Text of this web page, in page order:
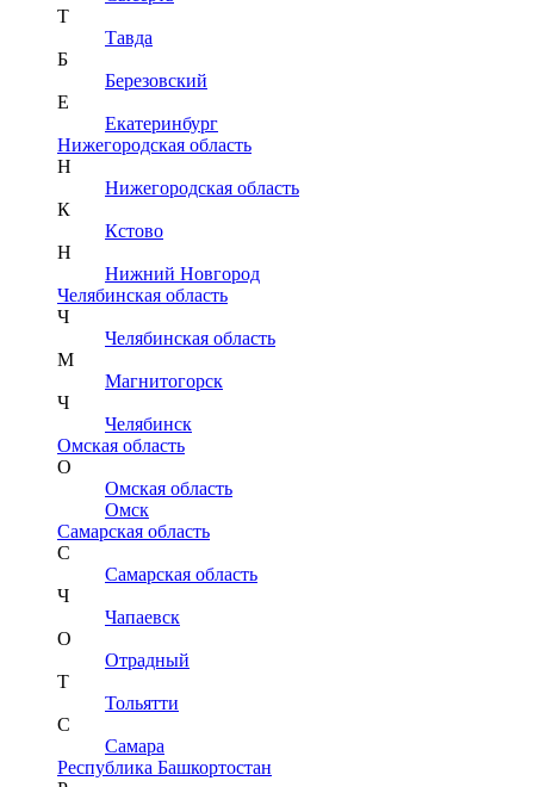
Т
Тавда
Б
Березовский
Е
Екатеринбург
Нижегородская область
Н
Нижегородская область
К
Кстово
Н
Нижний Новгород
Челябинская область
Ч
Челябинская область
М
Магнитогорск
Ч
Челябинск
Омская область
О
Омская область
Омск
Самарская область
С
Самарская область
Ч
Чапаевск
О
Отрадный
Т
Тольятти
С
Самара
Республика Башкортостан